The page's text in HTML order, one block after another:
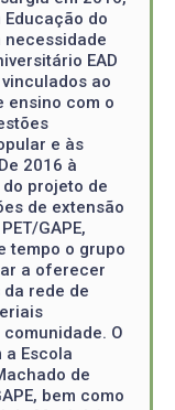
do
necessidade
EAD
ao
ensino com o
e às
2016 à
projeto de
de extensão
GAPE,
tempo o grupo
a oferecer
rede de
O
Escola
de
bem como